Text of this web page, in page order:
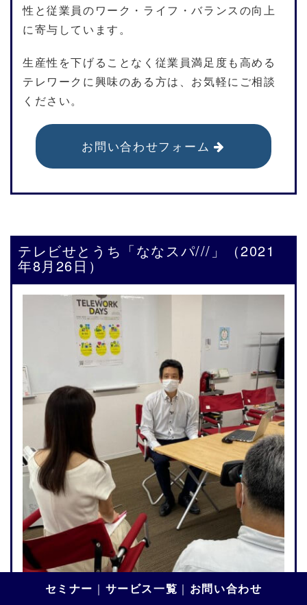
セミナー ｜ サービス一覧 ｜ お問い合わせ
性と従業員のワーク・ライフ・バランスの向上
に寄与しています。
生産性を下げることなく従業員満足度も高める
テレワークに興味のある方は、お気軽にご相談
ください。
お問い合わせフォーム
テレビせとうち「ななスパ///」（2021
年8月26日）